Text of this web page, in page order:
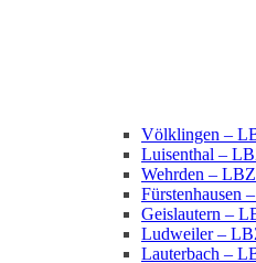
Völklingen –
Luisenthal –
Wehrden –
Fürstenhausen
Geislautern –
Ludweiler –
Lauterbach –